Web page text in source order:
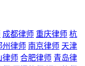
成都律师 重庆律师 杭
州律师 南京律师 天津
律师 合肥律师 青岛律